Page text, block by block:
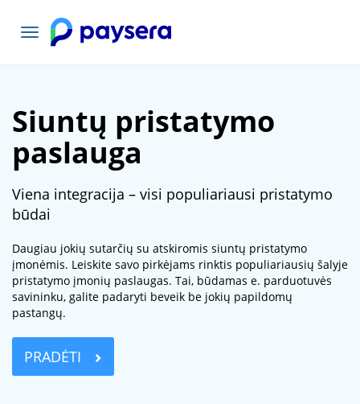
Toggle
navigation
Siuntų pristatymo
paslauga
Viena integracija – visi populiariausi pristatymo
būdai
Daugiau jokių sutarčių su atskiromis siuntų pristatymo
įmonėmis. Leiskite savo pirkėjams rinktis populiariausių šalyje
pristatymo įmonių paslaugas. Tai, būdamas e. parduotuvės
savininku, galite padaryti beveik be jokių papildomų
pastangų.
PRADĖTI